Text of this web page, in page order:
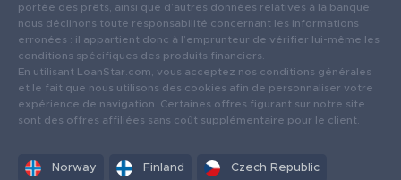
portée des prêts, ainsi que d’autres données relatives à la banque,
nous déclinons toute responsabilité concernant les informations
erronées : il appartient donc à l’emprunteur de vérifier lui-même les
conditions spécifiques des produits financiers.
En utilisant LoanStar.com, vous acceptez nos conditions générales
et le fait que nous utilisons des cookies afin de personnaliser votre
expérience de navigation. Certaines offres figurant sur notre site
sont des offres affiliées sans coût supplémentaire pour le client.
Norway Finland Czech Republic